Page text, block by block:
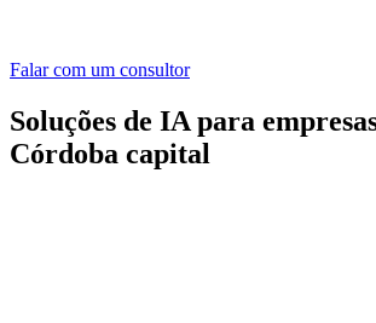
Falar com um consultor
Soluções de IA para
Córdoba capital